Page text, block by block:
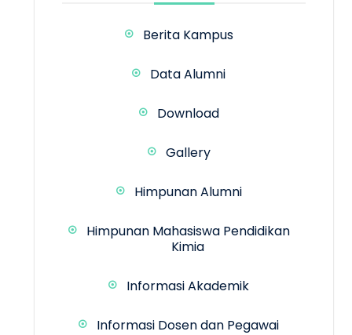
Berita Kampus
Data Alumni
Download
Gallery
Himpunan Alumni
Himpunan Mahasiswa Pendidikan
Kimia
Informasi Akademik
Informasi Dosen dan Pegawai